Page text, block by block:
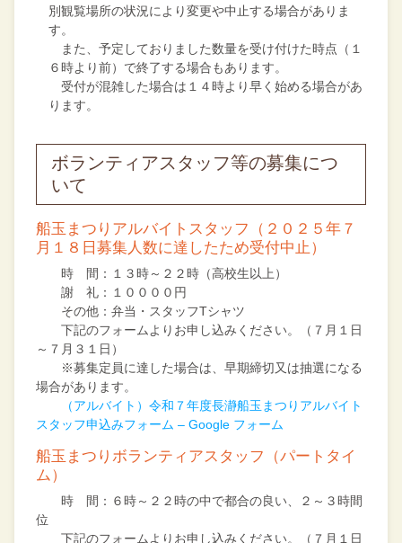
別観覧場所の状況により変更や中止する場合がありま
す。
また、予定しておりました数量を受け付けた時点（１
６時より前）で終了する場合もあります。
受付が混雑した場合は１４時より早く始める場合があ
ります。
ボランティアスタッフ等の募集につ
いて
船玉まつりアルバイトスタッフ（２０２５年７
月１８日募集人数に達したため受付中止）
時 間：１３時～２２時（高校生以上）
謝 礼：１００００円
その他：弁当・スタッフTシャツ
下記のフォームよりお申し込みください。（７月１日
～７月３１日）
※募集定員に達した場合は、早期締切又は抽選になる
場合があります。
（アルバイト）令和７年度長瀞船玉まつりアルバイト
スタッフ申込みフォーム – Google フォーム
船玉まつりボランティアスタッフ（パートタイ
ム）
時 間：６時～２２時の中で都合の良い、２～３時間
位
下記のフォームよりお申し込みください。（７月１日